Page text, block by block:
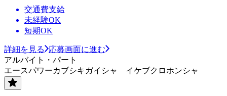
交通費支給
未経験OK
短期OK
詳細を見る
応募画面に進む
アルバイト・パート
エースパワーカブシキガイシャ イケブクロホンシャ